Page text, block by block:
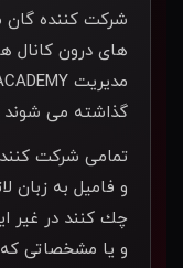
شركت كننده گان
های درون كانال
گذاشته می شوند
تمامی شركت
و فاميل به زبان
چك كنند در غير